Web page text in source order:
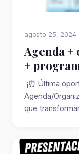
agosto 25, 2024
Agenda
+
¡⏰ Última
Agenda/
que